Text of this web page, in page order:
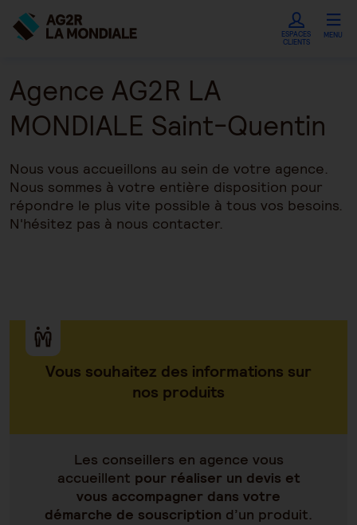
ESPACES
CLIENTS
MENU
Agence AG2R LA
MONDIALE Saint-Quentin
Nous vous accueillons au sein de votre agence.
Nous sommes à votre entière disposition pour
répondre le plus vite possible à tous vos besoins.
N'hésitez pas à nous contacter.
Vous souhaitez des informations sur
nos produits
Les conseillers en agence vous
accueillent pour réaliser un devis et
vous accompagner dans votre
démarche de souscription d’un produit.